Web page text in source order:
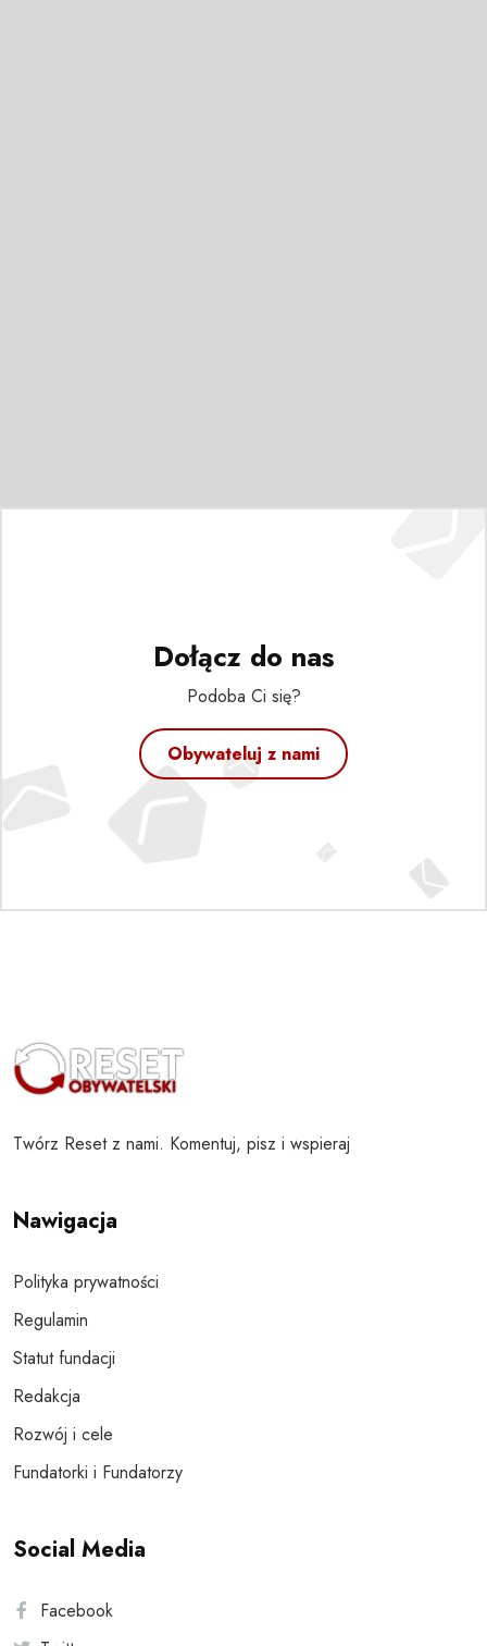
Dołącz do nas
Podoba Ci się?
Obywateluj z nami
Twórz Reset z nami. Komentuj, pisz i wspieraj
Nawigacja
Polityka prywatności
Regulamin
Statut fundacji
Redakcja
Rozwój i cele
Fundatorki i Fundatorzy
Social Media
Facebook